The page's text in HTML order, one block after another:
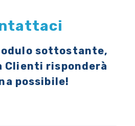
sottostante,
Clienti risponderà
possibile!